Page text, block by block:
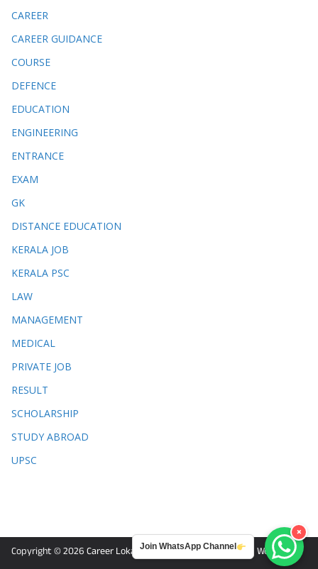
CAREER
CAREER GUIDANCE
COURSE
DEFENCE
EDUCATION
ENGINEERING
ENTRANCE
EXAM
GK
DISTANCE EDUCATION
KERALA JOB
KERALA PSC
LAW
MANAGEMENT
MEDICAL
PRIVATE JOB
RESULT
SCHOLARSHIP
STUDY ABROAD
UPSC
Copyright © 2026 Career Lokam. Powered byColorMagand WordPress .
Join WhatsApp Channel
×